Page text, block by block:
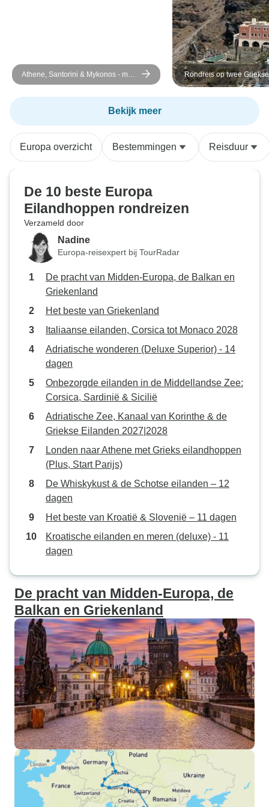
Athene, Santorini & Mykonos - met
3 rondleidingen - een semi-
privéreis - 10 dagen
Rondreis op twee
- Paros & Santorini -
dagen
Bekijk meer
Europa overzicht Bestemmingen Reisduur
De 10 beste Europa
Eilandhoppen rondreizen
Verzameld door
Nadine
Europa-reisexpert bij TourRadar
De pracht van Midden-Europa, de Balkan en
Griekenland
Het beste van Griekenland
Italiaanse eilanden, Corsica tot Monaco 2028
Adriatische wonderen (Deluxe Superior) - 14
dagen
Onbezorgde eilanden in de Middellandse Zee:
Corsica, Sardinië & Sicilië
Adriatische Zee, Kanaal van Korinthe & de
Griekse Eilanden 2027|2028
Londen naar Athene met Grieks eilandhoppen
(Plus, Start Parijs)
De Whiskykust & de Schotse eilanden – 12
dagen
Het beste van Kroatië & Slovenië – 11 dagen
Kroatische eilanden en meren (deluxe) - 11
dagen
De pracht van Midden-Europa, de
Balkan en Griekenland